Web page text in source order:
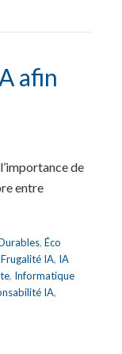
afin
de
entre
, Éco
Frugalité IA, IA
, Informatique
IA,